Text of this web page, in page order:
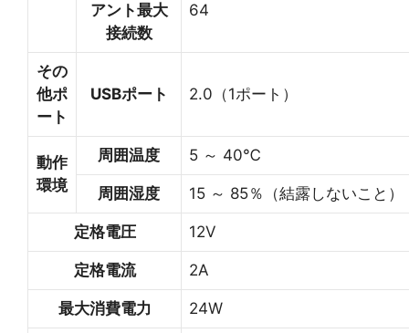
アント最大
接続数
64
その
他ポ
ート
USBポート 2.0（1ポート）
動作
環境
周囲温度 5 ～ 40℃
周囲湿度 15 ～ 85％（結露しないこと）
定格電圧 12V
定格電流 2A
最大消費電力 24W